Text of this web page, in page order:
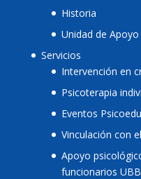
Historia
Unidad de
Servicios
Intervención en
Psicoterapia
Eventos
Vinculación con
Apoyo
funcionarios UBB